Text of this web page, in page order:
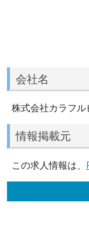
会社名
株式会社カラフル
情報掲載元
この求人情報は、